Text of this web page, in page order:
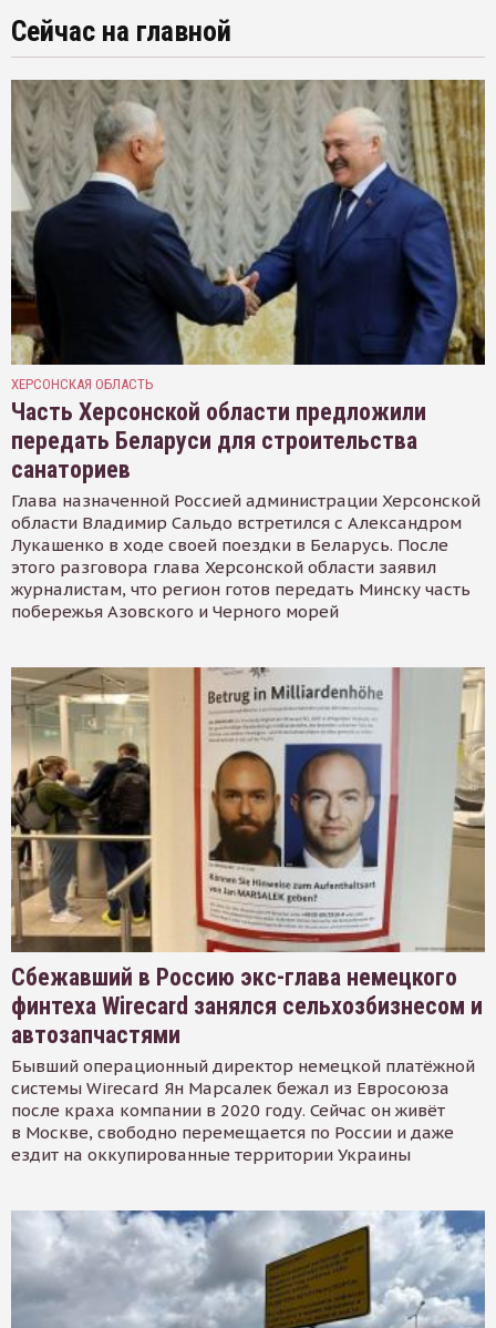
Сейчас на главной
ХЕРСОНСКАЯ ОБЛАСТЬ
Часть Херсонской области предложили
передать Беларуси для строительства
санаториев
Глава назначенной Россией администрации Херсонской
области Владимир Сальдо встретился с Александром
Лукашенко в ходе своей поездки в Беларусь. После
этого разговора глава Херсонской области заявил
журналистам, что регион готов передать Минску часть
побережья Азовского и Черного морей
Сбежавший в Россию экс-глава немецкого
финтеха Wirecard занялся сельхозбизнесом и
автозапчастями
Бывший операционный директор немецкой платёжной
системы Wirecard Ян Марсалек бежал из Евросоюза
после краха компании в 2020 году. Сейчас он живёт
в Москве, свободно перемещается по России и даже
ездит на оккупированные территории Украины